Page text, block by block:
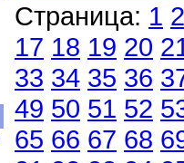
Страница: 1 2
17 18 19 20
33 34 35 36
49 50 51 52
65 66 67 68